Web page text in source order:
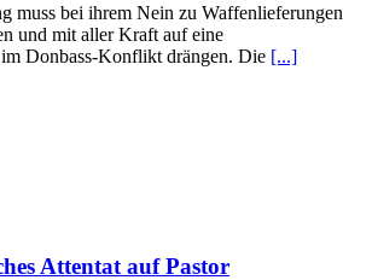
muss bei ihrem Nein zu Waffenlieferungen
und mit aller Kraft auf eine
Donbass-Konflikt drängen. Die [...]
Attentat auf Pastor